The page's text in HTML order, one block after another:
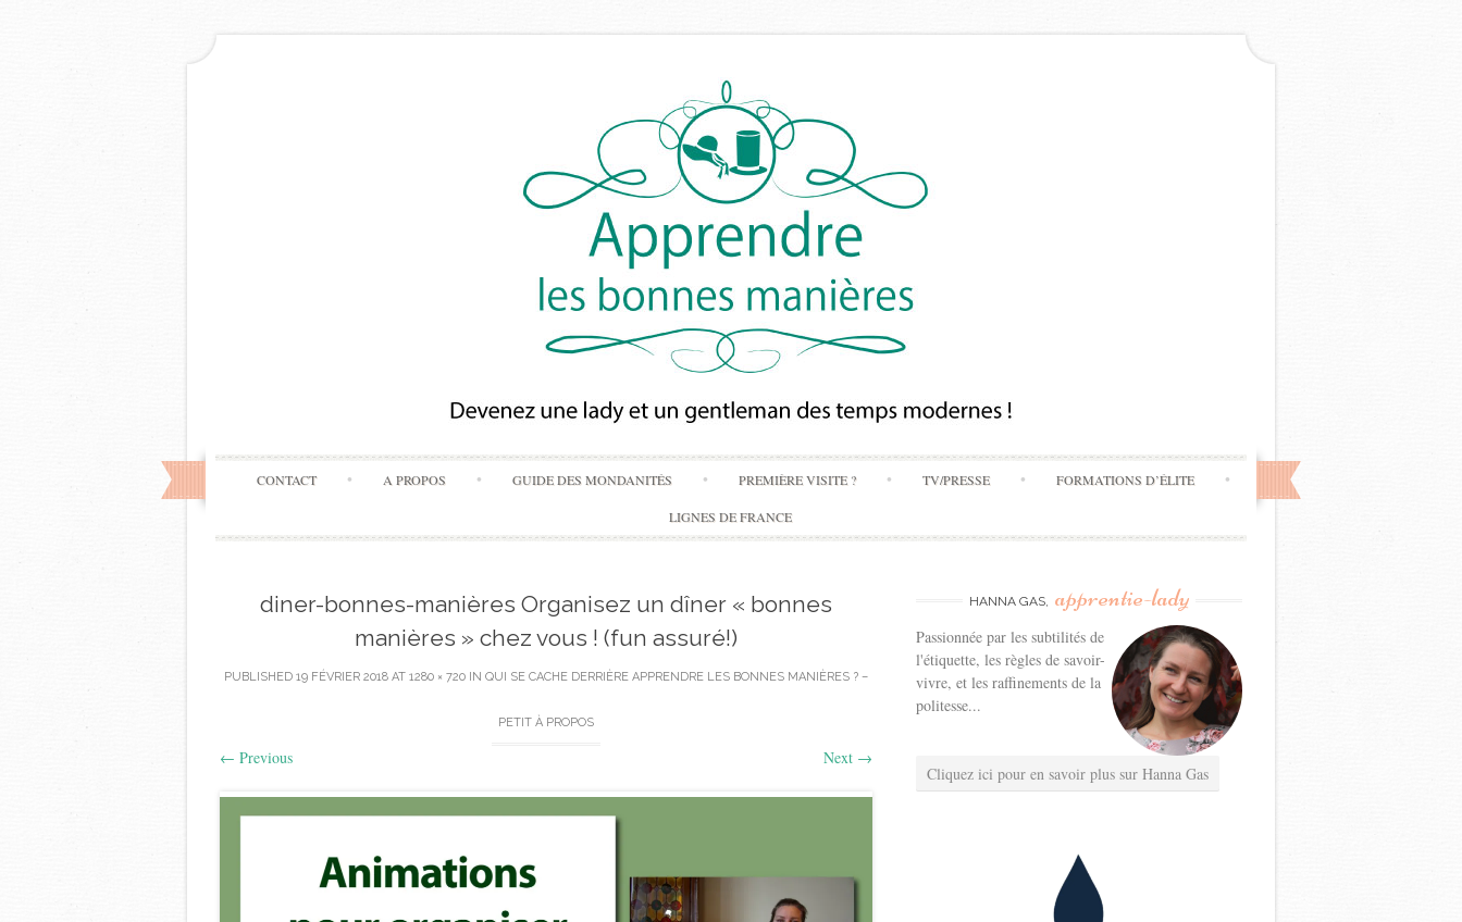
Skip
to
content
CONTACT A PROPOS GUIDE DES MONDANITÉS PREMIÈRE VISITE ? TV/PRESSE FORMATIONS D’ÉLITE
LIGNES DE FRANCE
diner-bonnes-manières Organisez un dîner « bonnes
manières » chez vous ! (fun assuré!)
PUBLISHED 19 FÉVRIER 2018 AT 1280 × 720 IN QUI SE CACHE DERRIÈRE APPRENDRE LES BONNES MANIÈRES ? –
PETIT À PROPOS
← Previous Next →
HANNA GAS, apprentie-lady
Passionnée par les subtilités de
l'étiquette, les règles de savoir-
vivre, et les raffinements de la
politesse...
Cliquez ici pour en savoir plus sur Hanna Gas